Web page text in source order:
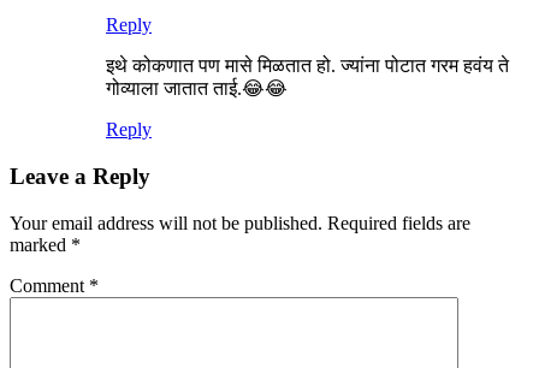
Reply
इथे कोकणात पण मासे मिळतात हो. ज्यांना पोटात गरम हवंय ते
गोव्याला जातात ताई.😂😂
Reply
Leave a Reply
Your email address will not be published. Required fields are
marked *
Comment *